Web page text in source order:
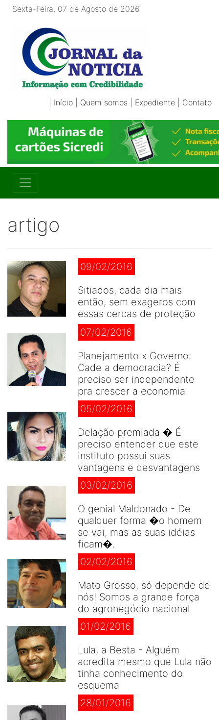
Sexta-Feira, 07 de Agosto de 2026
Início Quem somos Expediente Contato
artigo
09/02/2016
Sitiados, cada dia mais
então, sem exageros com
essas cercas de proteção
07/02/2016
Planejamento x Governo:
Cade a democracia? É
preciso ser independente
pra crescer a economia
05/02/2016
Delação premiada � É
preciso entender que este
instituto possui suas
vantagens e desvantagens
03/02/2016
O genial Maldonado - De
qualquer forma �o homem
se vai, mas as suas idéias
ficam�.
02/02/2016
Mato Grosso, só depende de
nós! Somos a grande força
do agronegócio nacional
01/02/2016
Lula, a Besta - Alguém
acredita mesmo que Lula não
tinha conhecimento do
esquema
28/01/2016